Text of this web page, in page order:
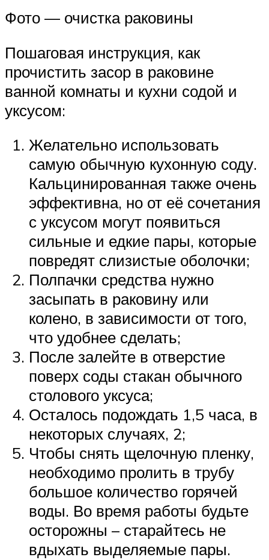
Фото — очистка раковины
Пошаговая инструкция, как
прочистить засор в раковине
ванной комнаты и кухни содой и
уксусом:
Желательно использовать
самую обычную кухонную соду.
Кальцинированная также очень
эффективна, но от её сочетания
с уксусом могут появиться
сильные и едкие пары, которые
повредят слизистые оболочки;
Полпачки средства нужно
засыпать в раковину или
колено, в зависимости от того,
что удобнее сделать;
После залейте в отверстие
поверх соды стакан обычного
столового уксуса;
Осталось подождать 1,5 часа, в
некоторых случаях, 2;
Чтобы снять щелочную пленку,
необходимо пролить в трубу
большое количество горячей
воды. Во время работы будьте
осторожны – старайтесь не
вдыхать выделяемые пары.